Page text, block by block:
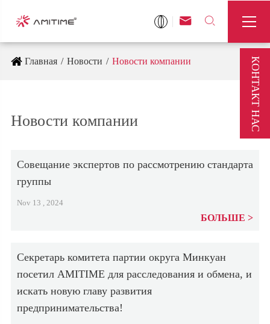
 

Главная Новости Новости компании
Новости компании
Совещание экспертов по рассмотрению стандарта
группы
Nov 13 , 2024
БОЛЬШЕ
Секретарь комитета партии округа Минкуан
посетил AMITIME для расследования и обмена, и
искать новую главу развития
предпринимательства!
КОНТАКТ НАС